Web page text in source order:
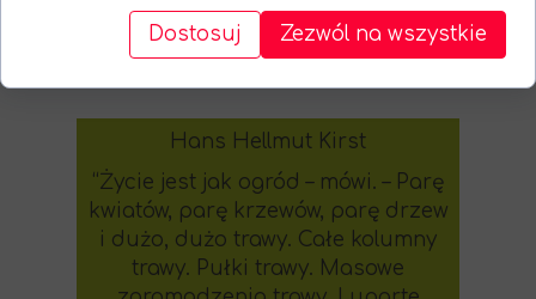
Hans Hellmut Kirst
“Życie jest jak ogród – mówi. – Parę
kwiatów, parę krzewów, parę drzew
i dużo, dużo trawy. Całe kolumny
trawy. Pułki trawy. Masowe
Ul. Śląska 2
47-400 Racibórz
Dostosuj Zezwól na wszystkie